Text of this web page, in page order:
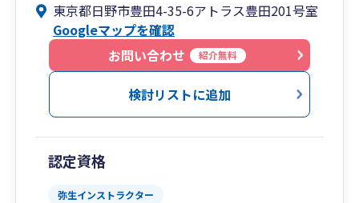
にも挑戦。
月1回のチーム会議、幹部による経営会議で仕事
を属人化せずスピーディーに課題の解決にあたる
ことを大事にしています。自然に報連相が行われ
る風通しのよい事務所ですからチーム力で皆様の
お力になれたらと思っております。
東京都日野市豊田4-35-6アトラス豊田201号室
Googleマップを確認
お問い合わせ
紹介無料
検討リストに追加
認定資格
弥生インストラクター